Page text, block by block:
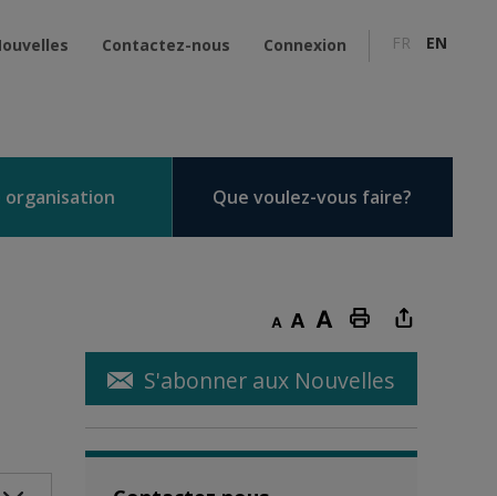
Contactez-nous Connexion FR EN
Que voulez-vous faire?
Decrease text sizeDefault text sizeIncrease text sizePrint this page
S'abonner aux Nouvelles